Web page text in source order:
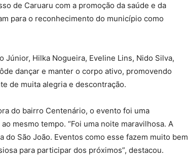
de Caruaru com a promoção da saúde e da
para o reconhecimento do município como
Hilka Nogueira, Eveline Lins, Nido Silva,
dançar e manter o corpo ativo, promovendo
de muita alegria e descontração.
do bairro Centenário, o evento foi uma
mesmo tempo. “Foi uma noite maravilhosa. A
São João. Eventos como esse fazem muito bem
para participar dos próximos”, destacou.